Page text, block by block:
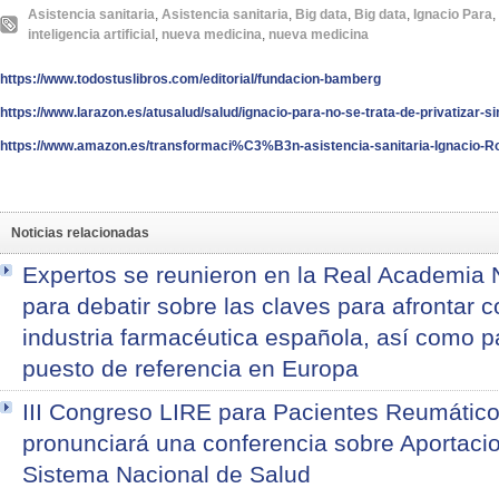
Asistencia sanitaria, Asistencia sanitaria, Big data, Big data, Ignacio Para,
inteligencia artificial , nueva medicina, nueva medicina
https://www.todostuslibros.com/editorial/fundacion-bamberg
https://www.larazon.es/atusalud/salud/ignacio-para-no-se-trata-de-privatizar-
https://www.amazon.es/transformaci%C3%B3n-asistencia-sanitaria-Ignacio-
Noticias relacionadas
Expertos se reunieron en la Real Academia
para debatir sobre las claves para afrontar
industria farmacéutica española, así como
puesto de referencia en Europa
III Congreso LIRE para Pacientes
pronunciará una conferencia sobre
Sistema Nacional de Salud